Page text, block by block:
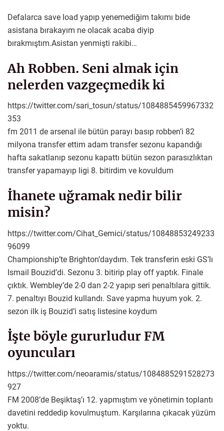
Defalarca save load yapıp yenemediğim takımı bide
asistana bırakayım ne olacak acaba diyip
bırakmıştım.Asistan yenmişti rakibi…
Ah Robben. Seni almak için
nelerden vazgeçmedik ki
https://twitter.com/sari_tosun/status/1084885459967332
353
fm 2011 de arsenal ile bütün parayı basıp robben’i 82
milyona transfer ettim adam transfer sezonu kapandığı
hafta sakatlanıp sezonu kapattı bütün sezon parasızlıktan
transfer yapamayıp ligi 8. bitirdim ve kovuldum
İhanete uğramak nedir bilir
misin?
https://twitter.com/Cihat_Gemici/status/10848853249233
96099
Championship’te Brighton’daydım. Tek transferin eski GS’lı
Ismail Bouzid’di. Sezonu 3. bitirip play off yaptık. Finale
çıktık. Wembley’de 2-0 dan 2-2 yapıp seri penaltılara gittik.
7. penaltıyı Bouzid kullandı. Save yapma huyum yok. 2.
sezon ilk iş Bouzid’i satış listesine koydum
İşte böyle gururludur FM
oyuncuları
https://twitter.com/neoaramis/status/1084885291528273
927
FM 2008’de Beşiktaş’ı 12. yapmıştım ve yönetimin toplantı
davetini reddedip kovulmuştum. Karşılarına çıkacak yüzüm
yoktu.